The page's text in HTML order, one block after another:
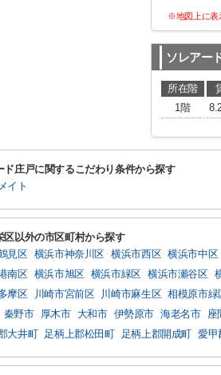
※地図上に表
ソレアー
所在階
1階
ド庄戸に関するこだわり条件から探す
イト
区以外の市区町村から探す
見区 横浜市神奈川区 横浜市西区 横浜市中区
南区 横浜市旭区 横浜市緑区 横浜市瀬谷区
摩区
川崎市宮前区 川崎市麻生区 相模原市緑
秦野市 厚木市 大和市 伊勢原市 海老名市 座
大井町
足柄上郡松田町 足柄上郡開成町 愛甲